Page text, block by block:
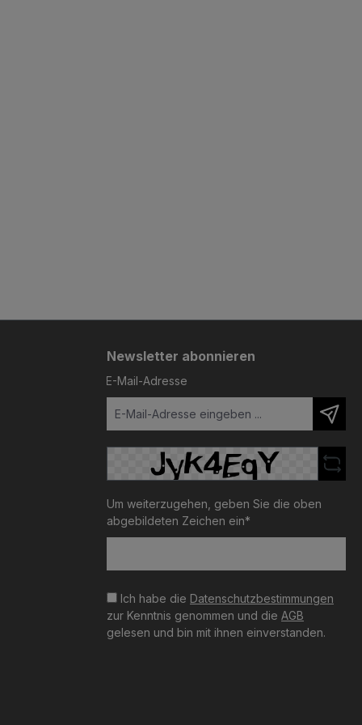
Newsletter abonnieren
E-Mail-Adresse
Um weiterzugehen, geben Sie die oben
abgebildeten Zeichen ein*
Ich habe die Datenschutzbestimmungen
zur Kenntnis genommen und die AGB
gelesen und bin mit ihnen einverstanden.